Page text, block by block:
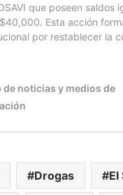
Drogas El